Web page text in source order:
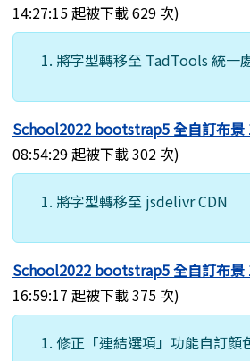
14:27:15 起被下載 629 次)
將字型轉移至 TadTools 統一
School2022 bootstrap5 全自訂布景
08:54:29 起被下載 302 次)
將字型轉移至 jsdelivr CDN
School2022 bootstrap5 全自訂布景
16:59:17 起被下載 375 次)
修正「連結選項」功能自訂顏